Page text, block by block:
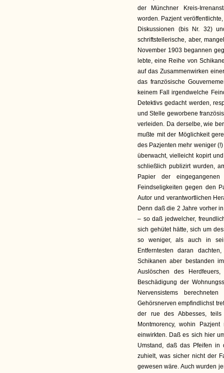
der Münchner Kreis-
worden. Pazjent
Diskussionen (bis Nr. 32)
schriftstellerische, aber,
November 1903 begannen
lebte, eine Reihe von
auf das Zusammenwirken
das französische
keinem Fall irgendwelche
Detektivs gedacht werden,
und Stelle geworbene
verleiden. Da derselbe, wie
mußte mit der Möglichkeit
des Pazjenten mehr weniger
überwacht, vielleicht kopirt
schließlich publizirt wurden,
Papier der
Feindseligkeiten gegen den
Autor und verantwortlichen
Denn daß die 2 Jahre vorher
– so daß jedwelcher,
sich gehütet hätte, sich um
so weniger, als auch in
Entferntesten daran
Schikanen aber bestanden
Auslöschen des
Beschädigung der
Nervensistems
Gehörsnerven empfindlichst
der rue des Abbesses,
Montmorency, wohin
einwirkten. Daß es sich hier
Umstand, daß das Pfeifen in
zuhielt, was sicher nicht der
gewesen wäre. Auch wurden